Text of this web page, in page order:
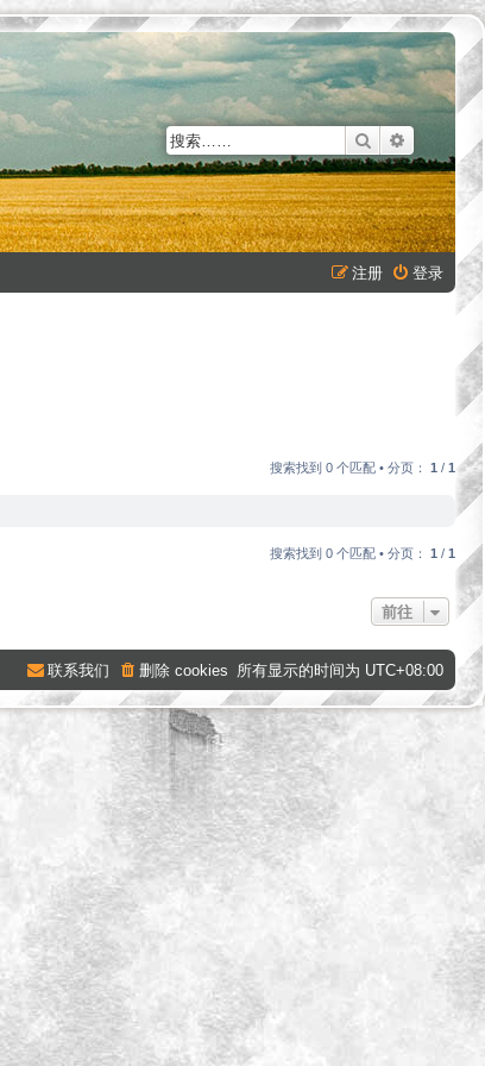
搜索
登录
注册
搜索找到 0 个匹配 • 分页： 1 / 1
搜索找到 0 个匹配 • 分页： 1 / 1
前往
所有显示的时间为 UTC+08:00
删除 cookies
联系我们